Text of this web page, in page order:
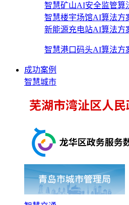
智慧矿山AI安全监管算
智慧楼宇场馆AI算法方
新能源充电站AI算法方
智慧港口码头AI算法方
成功案例
智慧城市